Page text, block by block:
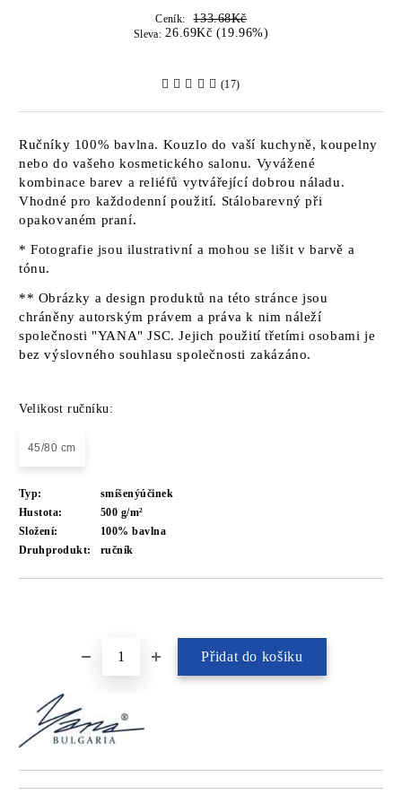
Ceník: 133.68Kč
Sleva: 26.69Kč (19.96%)
(17)
Ručníky 100% bavlna. Kouzlo do vaší kuchyně, koupelny
nebo do vašeho kosmetického salonu. Vyvážené
kombinace barev a reliéfů vytvářející dobrou náladu.
Vhodné pro každodenní použití. Stálobarevný při
opakovaném praní.
* Fotografie jsou ilustrativní a mohou se lišit v barvě a
tónu.
** Obrázky a design produktů na této stránce jsou
chráněny autorským právem a práva k nim náleží
společnosti "YANA" JSC. Jejich použití třetími osobami je
bez výslovného souhlasu společnosti zakázáno.
Velikost ručníku:
45/80 cm
Typ:
smíšenýúčinek
Hustota:
500 g/m²
Složení:
100% bavlna
Druhprodukt:
ručník